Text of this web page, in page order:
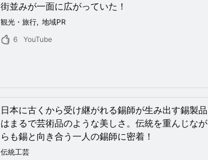
街並みが一面に広がっていた！
観光・旅行
地域PR
6
YouTube
日本に古くから受け継がれる錫師が生み出す錫製品
はまるで芸術品のような美しさ。伝統を重んじなが
らも錫と向き合う一人の錫師に密着！
伝統工芸